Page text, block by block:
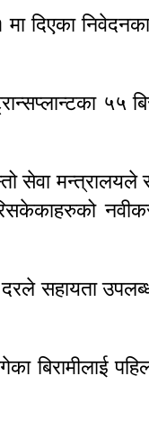
मा दिएका
५५
सेवा मन्त्रालयले
सहायता
बिरामीलाई